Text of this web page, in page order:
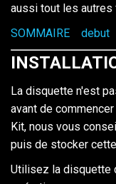
aussi tout les autres
SOMMAIRE
debut
La disquette n'est
avant de
Kit, nous vous
puis de stocker
Utilisez la disquette